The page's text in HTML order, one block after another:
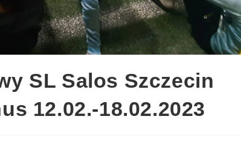
SL Salos Szczecin
12.02.-18.02.2023